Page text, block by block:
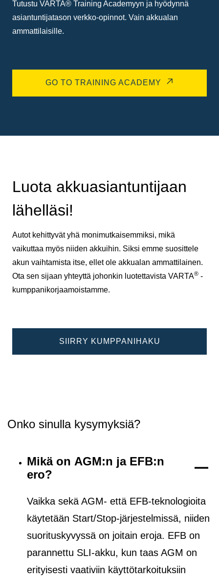
Tutustu VARTA® Training Academyyn ja hyödynnä
asiantuntijatason verkko-opinnot. Vain akkualan
ammattilaisille.
GO TO TRAINING ACADEMY
Luota akkuasiantuntijaan
lähelläsi!
Autot kehittyvät yhä monimutkaisemmiksi, mikä
vaikuttaa myös niiden akkuihin. Siksi emme suosittele
akun vaihtamista itse, ellet ole akkualan ammattilainen.
Ota sen sijaan yhteyttä johonkin luotettavista VARTA® -
kumppanikorjaamoistamme.
SIIRRY KUMPPANIHAKU
Onko sinulla kysymyksiä?
Mikä on AGM:n ja EFB:n
ero?
Vaikka sekä AGM- että EFB-teknologioita
käytetään Start/Stop-järjestelmissä, niiden
suorituskyvyssä on joitain eroja. EFB on
parannettu SLI-akku, kun taas AGM on
erityisesti vaativiin käyttötarkoituksiin